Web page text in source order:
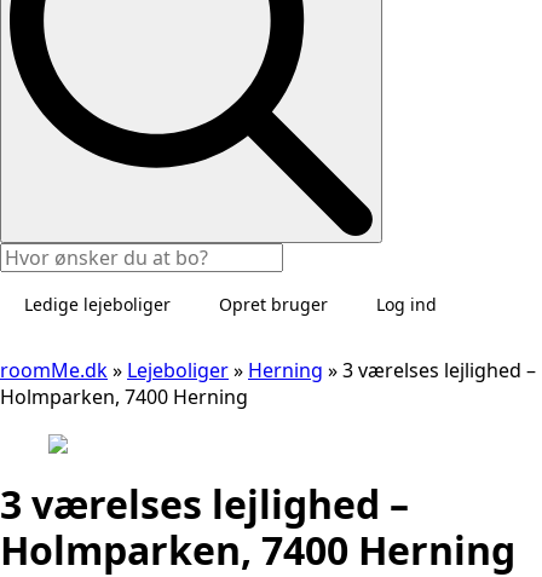
Ledige lejeboliger Opret bruger Log ind
roomMe.dk» Lejeboliger» Herning »3 værelses lejlighed –
Holmparken, 7400 Herning
3 værelses lejlighed –
Holmparken, 7400 Herning